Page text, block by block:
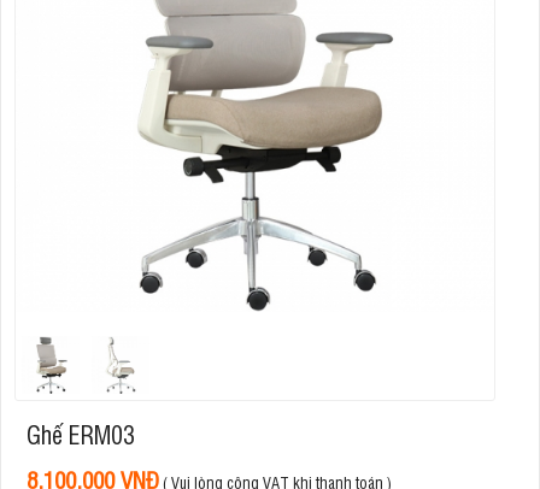
Ghế ERM03
8.100.000 VNĐ( Vui lòng cộng VAT khi thanh toán )